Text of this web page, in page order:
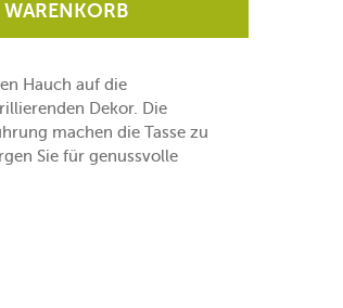
WARENKORB
Hauch auf die
Dekor. Die
machen die Tasse zu
Sie für genussvolle